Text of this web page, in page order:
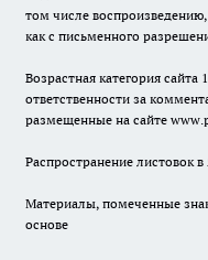
том числе
как с письменного
Возрастная категория сайта
ответственности за
размещенные на сайте
Распространение листовок
Материалы, помеченные
основе